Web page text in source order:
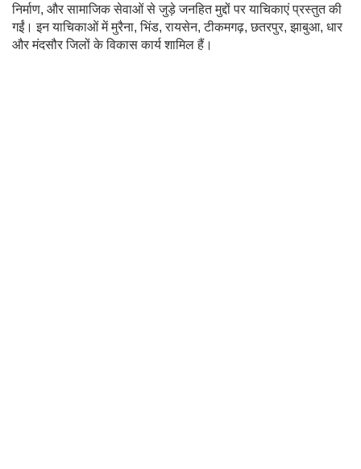
निर्माण, और सामाजिक सेवाओं से जुड़े जनहित मुद्दों पर याचिकाएं प्रस्तुत की
गईं। इन याचिकाओं में मुरैना, भिंड, रायसेन, टीकमगढ़, छतरपुर, झाबुआ, धार
और मंदसौर जिलों के विकास कार्य शामिल हैं।